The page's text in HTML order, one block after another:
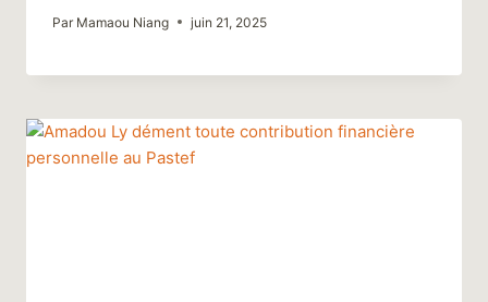
Par Mamaou Niang juin 21, 2025